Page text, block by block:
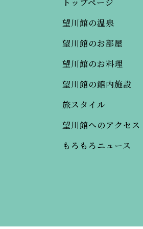
トップページ
望川館の温泉
望川館のお部屋
望川館のお料理
望川館の館内施設
旅スタイル
望川館へのアクセス
もろもろニュース